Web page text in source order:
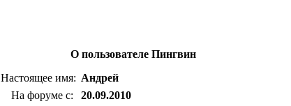
О пользователе Пингвин
Настоящее имя: Андрей
На форуме с:
20.09.2010